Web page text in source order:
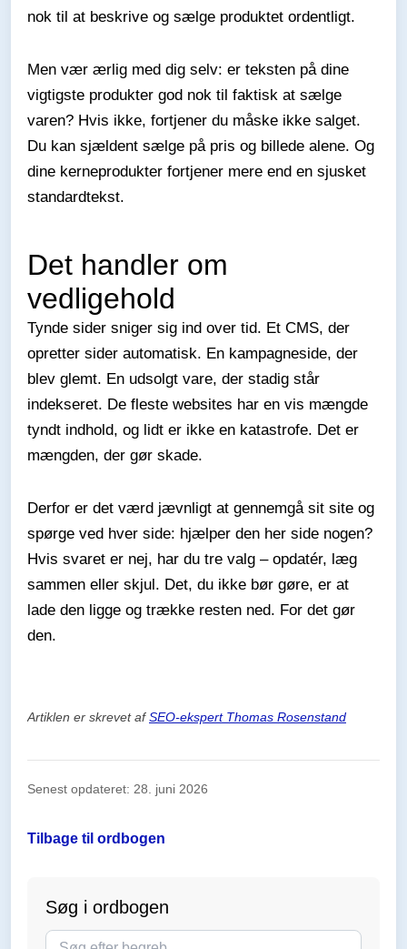
nok til at beskrive og sælge produktet ordentligt.
Men vær ærlig med dig selv: er teksten på dine
vigtigste produkter god nok til faktisk at sælge
varen? Hvis ikke, fortjener du måske ikke salget.
Du kan sjældent sælge på pris og billede alene. Og
dine kerneprodukter fortjener mere end en sjusket
standardtekst.
Det handler om
vedligehold
Tynde sider sniger sig ind over tid. Et CMS, der
opretter sider automatisk. En kampagneside, der
blev glemt. En udsolgt vare, der stadig står
indekseret. De fleste websites har en vis mængde
tyndt indhold, og lidt er ikke en katastrofe. Det er
mængden, der gør skade.
Derfor er det værd jævnligt at gennemgå sit site og
spørge ved hver side: hjælper den her side nogen?
Hvis svaret er nej, har du tre valg – opdatér, læg
sammen eller skjul. Det, du ikke bør gøre, er at
lade den ligge og trække resten ned. For det gør
den.
Artiklen er skrevet afSEO-ekspert Thomas Rosenstand
Senest opdateret: 28. juni 2026
Tilbage til ordbogen
Søg i ordbogen
Søg